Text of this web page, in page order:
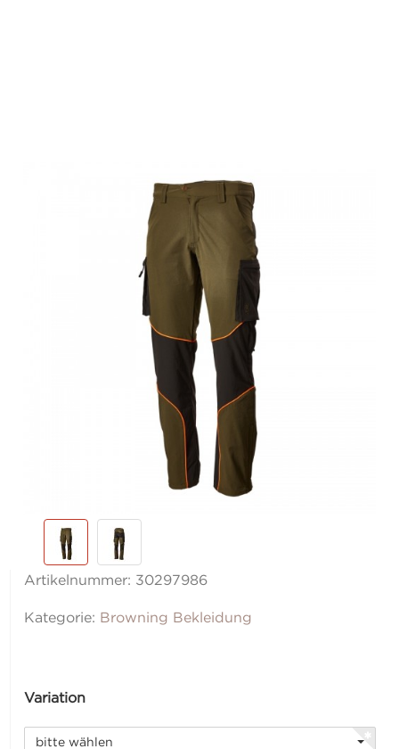
Artikelnummer: 30297986
Kategorie: Browning Bekleidung
Variation
bitte wählen